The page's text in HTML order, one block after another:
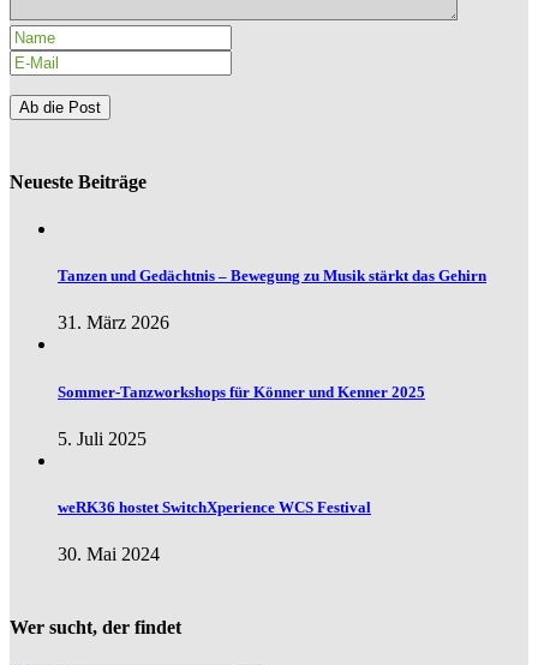
Neueste Beiträge
Tanzen und Gedächtnis – Bewegung zu Musik stärkt das Gehirn
31. März 2026
Sommer-Tanzworkshops für Könner und Kenner 2025
5. Juli 2025
weRK36 hostet SwitchXperience WCS Festival
30. Mai 2024
Wer sucht, der findet